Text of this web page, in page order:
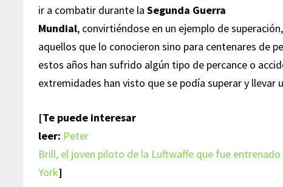
ir a combatir durante laSegunda Guerra
Mundial, convirtiéndose en un ejemplo de
aquellos que lo conocieron sino para centenares de
estos años han sufrido algún tipo de percance o
extremidades han visto que se podía superar y llevar
[Te puede interesar
leer: Peter
Brill, el joven piloto de la Luftwaffe que fue
York]